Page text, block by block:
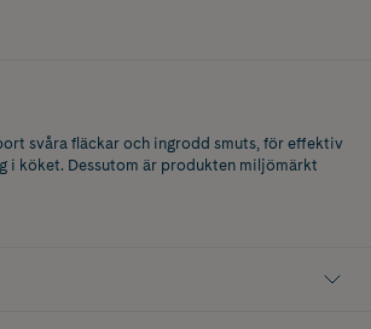
svåra fläckar och ingrodd smuts, för effektiv
i köket. Dessutom är produkten miljömärkt